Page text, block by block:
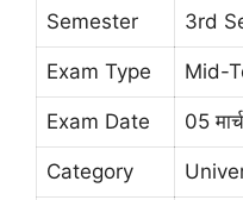
Semester 3rd
Exam Type Mid-
Exam Date 05
Category